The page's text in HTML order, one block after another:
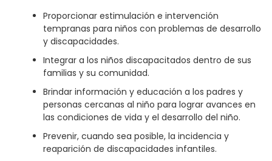
Proporcionar estimulación e intervención
tempranas para niños con problemas de desarrollo
y discapacidades.
Integrar a los niños discapacitados dentro de sus
familias y su comunidad.
Brindar información y educación a los padres y
personas cercanas al niño para lograr avances en
las condiciones de vida y el desarrollo del niño.
Prevenir, cuando sea posible, la incidencia y
reaparición de discapacidades infantiles.